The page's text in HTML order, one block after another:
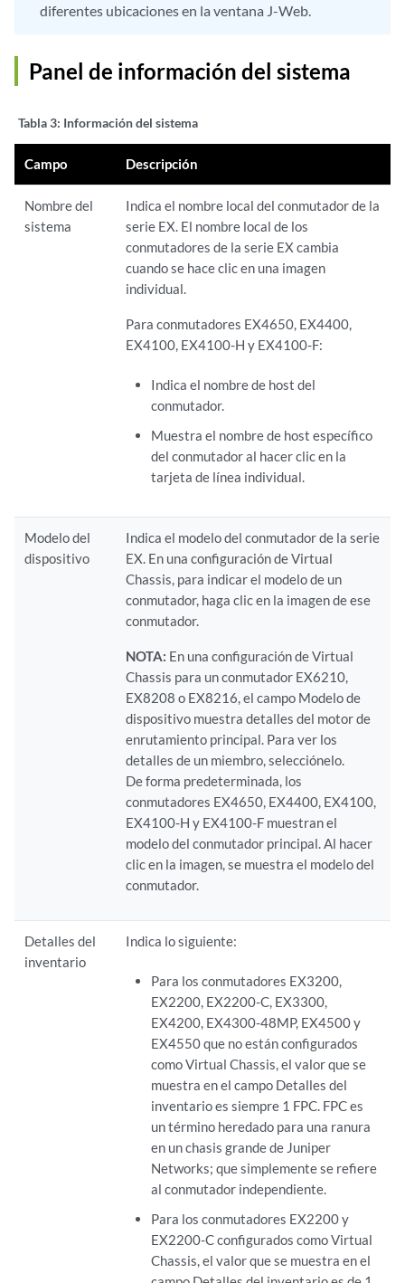
diferentes ubicaciones en la ventana J-Web.
Panel de información del sistema
Tabla 3: Información del sistema
Campo Descripción
Nombre del
sistema
Indica el nombre local del conmutador de la
serie EX. El nombre local de los
conmutadores de la serie EX cambia
cuando se hace clic en una imagen
individual.
Para conmutadores EX4650, EX4400,
EX4100, EX4100-H y EX4100-F:
Indica el nombre de host del
conmutador.
Muestra el nombre de host específico
del conmutador al hacer clic en la
tarjeta de línea individual.
Modelo del
dispositivo
Indica el modelo del conmutador de la serie
EX. En una configuración de Virtual
Chassis, para indicar el modelo de un
conmutador, haga clic en la imagen de ese
conmutador.
NOTA: En una configuración de Virtual
Chassis para un conmutador EX6210,
EX8208 o EX8216, el campo Modelo de
dispositivo muestra detalles del motor de
enrutamiento principal. Para ver los
detalles de un miembro, selecciónelo.
De forma predeterminada, los
conmutadores EX4650, EX4400, EX4100,
EX4100-H y EX4100-F muestran el
modelo del conmutador principal. Al hacer
clic en la imagen, se muestra el modelo del
conmutador.
Detalles del
inventario
Indica lo siguiente:
Para los conmutadores EX3200,
EX2200, EX2200-C, EX3300,
EX4200, EX4300-48MP, EX4500 y
EX4550 que no están configurados
como Virtual Chassis, el valor que se
muestra en el campo Detalles del
inventario es siempre 1 FPC. FPC es
un término heredado para una ranura
en un chasis grande de Juniper
Networks; que simplemente se refiere
al conmutador independiente.
Para los conmutadores EX2200 y
EX2200-C configurados como Virtual
Chassis, el valor que se muestra en el